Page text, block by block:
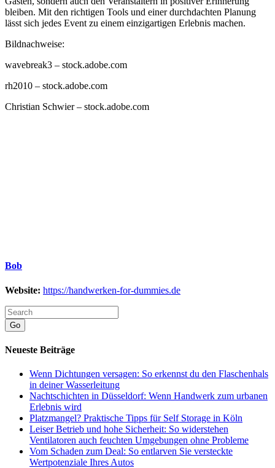
bleiben. Mit den richtigen Tools und einer durchdachten Planung
lässt sich jedes Event zu einem einzigartigen Erlebnis machen.
Bildnachweise:
wavebreak3 – stock.adobe.com
rh2010 – stock.adobe.com
Christian Schwier– stock.adobe.com
Bob
Website: https://handwerken-for-dummies.de
Go
Neueste Beiträge
Wenn Dichtungen versagen: So erkennst du den Flaschenhals
in deiner Wasserleitung
Nachtschichten in Düsseldorf: Wenn Handwerk zum urbanen
Erlebnis wird
Platzmangel? Praktische Tipps für Self Storage in Köln
Leiser Betrieb und hohe Sicherheit: So widerstehen
Ventilatoren auch feuchten Umgebungen ohne Probleme
Vom Schaden zum Deal: So entlarven Sie versteckte
Wertpotenziale Ihres Autos